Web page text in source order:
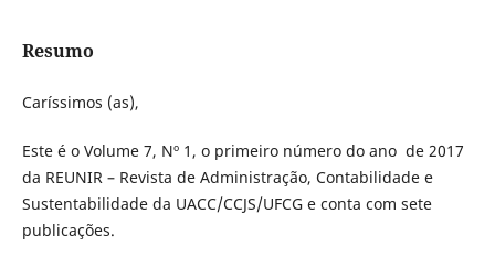
Resumo
Caríssimos (as),
Este é o Volume 7, Nº 1, o primeiro número do ano de 2017
da REUNIR – Revista de Administração, Contabilidade e
Sustentabilidade da UACC/CCJS/UFCG e conta com sete
publicações.